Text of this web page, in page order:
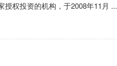
投资的机构，于2008年11月 ...